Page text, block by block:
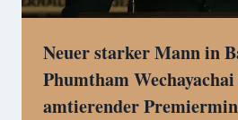
Neuer starker Mann in
Phumtham
amtierender